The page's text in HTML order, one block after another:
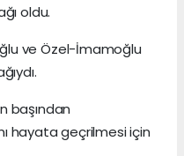
oldu.
ve Özel-İmamoğlu
başından
hayata geçrilmesi için